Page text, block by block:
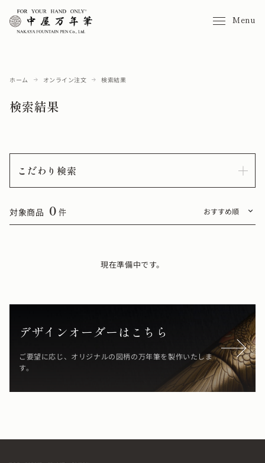
Menu
ホーム オンライン注文 検索結果
検索結果
こだわり検索
対象商品 0 件
現在準備中です。
デザインオーダーはこちら
ご要望に応じ、オリジナルの図柄の万年筆を製作いたしま
す。